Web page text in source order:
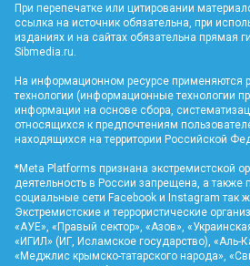
При перепечатке или цитировании
ссылка на источник обязательна, при
изданиях и на сайтах обязательна прямая
Sibmedia.ru
На информационном ресурсе применяются
технологии (информационные технологии
информации на основе сбора,
относящихся к предпочтениям
находящихся на территории Российской
*Meta Platforms признана экстремистской
деятельность в России запрещена, а
социальные сети Facebook и Instagram так
Экстремистские и террористические
«АУЕ», «Правый сектор», «Азов»,
«ИГИЛ» (ИГ, Исламское государство), «Аль-
«Меджлис крымско-татарского народа»,